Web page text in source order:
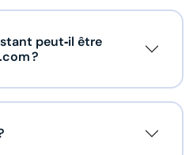
peut‑il être
?